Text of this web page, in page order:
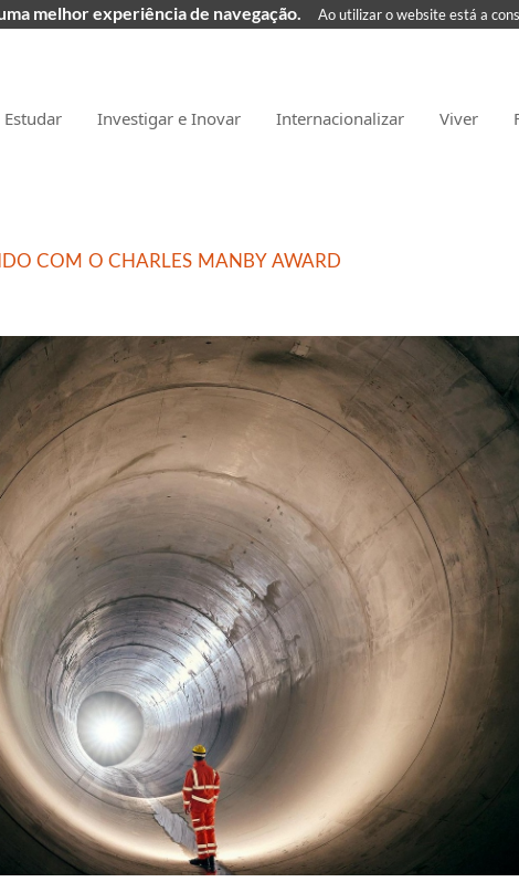
Estudar Investigar e Inovar Internacionalizar Viver
COM O CHARLES MANBY AWARD
melhor experiência de navegação. Ao utilizar o website está a